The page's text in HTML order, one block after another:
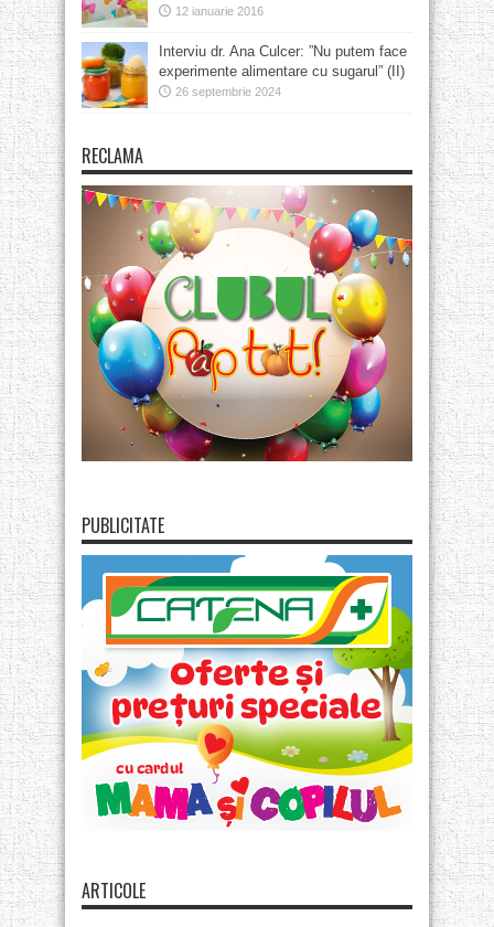
12 ianuarie 2016
Interviu dr. Ana Culcer: ”Nu putem face
experimente alimentare cu sugarul” (II)
26 septembrie 2024
RECLAMA
PUBLICITATE
ARTICOLE